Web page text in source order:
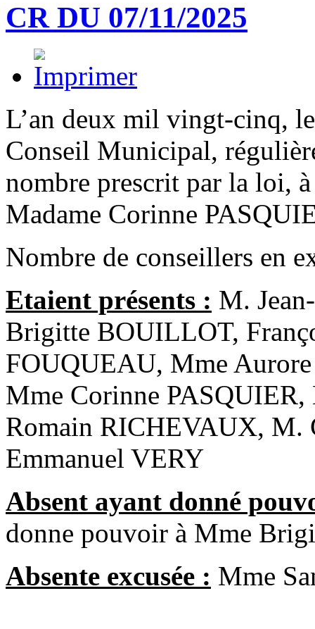
CR DU 07/11/2025
L’an deux mil vingt-cinq,
Conseil Municipal,
nombre prescrit par la loi,
Madame Corinne
Nombre de conseillers en
Etaient présents : M.
Brigitte BOUILLOT,
FOUQUEAU, Mme
Mme Corinne
Romain RICHEVAUX,
Emmanuel VERY
Absent ayant donné
donne pouvoir à Mme
Absente excusée : Mme